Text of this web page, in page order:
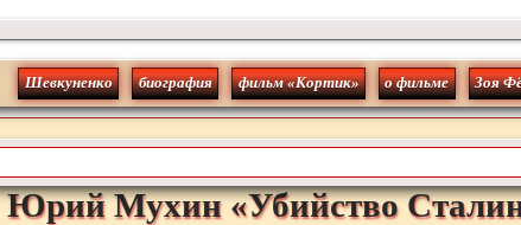
Шевкуненко биография фильм «Кортик» о фильме Зоя
Юрий Мухин«Убийство